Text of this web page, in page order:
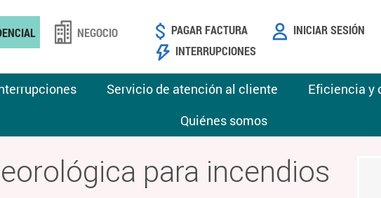
Servicio de atención al cliente
Eficiencia y
Quiénes somos
NEGOCIO PAGAR FACTURA
INICIAR SESIÓN
INTERRUPCIONES
para incendios